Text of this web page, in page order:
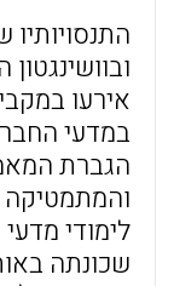
אירעו
במדעי
הגברת
לימודי
שכונתה